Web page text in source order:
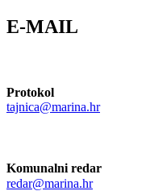
E-MAIL
Protokol
tajnica@marina.hr
Komunalni redar
redar@marina.hr